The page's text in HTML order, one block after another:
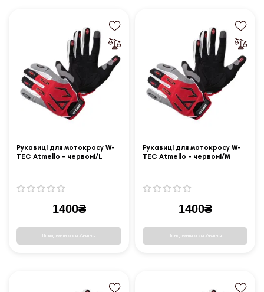
Рукавиці для мотокросу W-
TEC Atmello - червоні/L
1400₴
Повідомити коли з'явиться
Рукавиці для мотокросу W-
TEC Atmello - червоні/M
1400₴
Повідомити коли з'явиться